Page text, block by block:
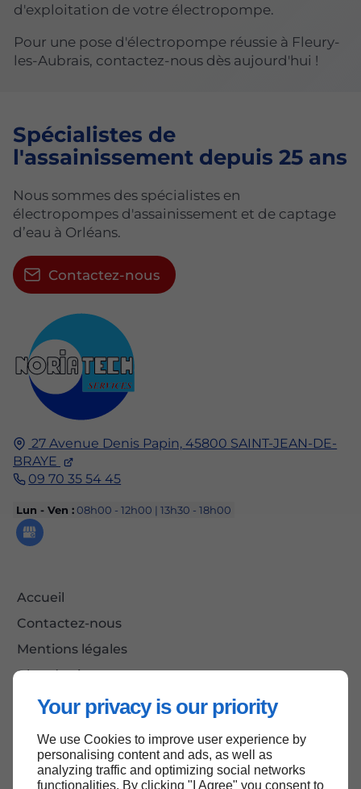
Your privacy is our priority
We use Cookies to improve user experience by
personalising content and ads, as well as
analyzing traffic and optimizing social networks
functionalities. By clicking "I Agree" you consent to
d'exploitation de votre électropompe.
Pour une pose d'électropompe réussie à Fleury-
les-Aubrais, contactez-nous dès aujourd'hui !
27 Avenue Denis Papin, 45800 SAINT-JEAN-DE-
BRAYE
09 70 35 54 45
Lun - Ven :08h00 - 12h00 | 13h30 - 18h00
Accueil
Contactez-nous
Mentions légales
Plan du site
Spécialistes de
l'assainissement depuis 25 ans
Nous sommes des spécialistes en
électropompes d'assainissement et de captage
d’eau à Orléans.
Contactez-nous
Haut de page